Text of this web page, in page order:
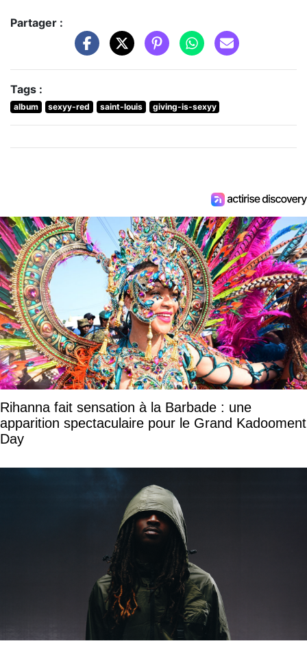
Partager :
Tags :
album sexyy-red saint-louis giving-is-sexyy
Rihanna fait sensation à la Barbade : une
apparition spectaculaire pour le Grand Kadooment
Day